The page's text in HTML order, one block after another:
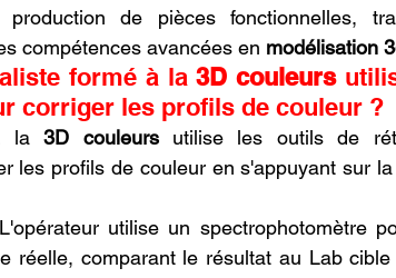
de pièces fonctionnelles,
compétences avancées en modélisation
formé à la 3D couleurs
corriger les profils de couleur ?
à la 3D couleurs utilise les outils de
les profils de couleur en s'appuyant sur
L'opérateur utilise un spectrophotomètre